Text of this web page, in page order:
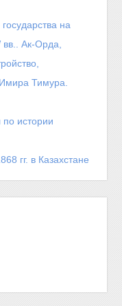
на
вв.. Ак-Орда,
Тимура.
истории
гг. в Казахстане